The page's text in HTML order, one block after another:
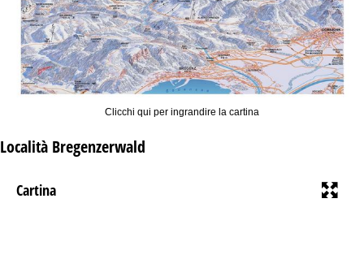
Clicchi qui per ingrandire la cartina
Località Bregenzerwald
Cartina